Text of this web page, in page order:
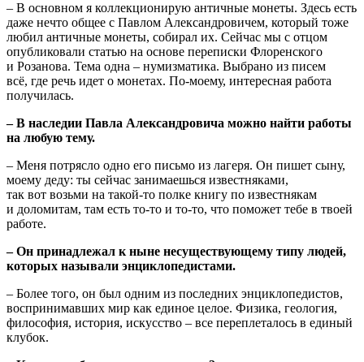
– В основном я коллекционирую античные монеты. Здесь есть
даже нечто общее с Павлом Александровичем, который тоже
любил античные монеты, собирал их. Сейчас мы с отцом
опубликовали статью на основе переписки Флоренского
и Розанова. Тема одна – нумизматика. Выбрано из писем
всё, где речь идет о монетах. По-моему, интересная работа
получилась.
– В наследии Павла Александровича можно найти работы
на любую тему.
– Меня потрясло одно его письмо из лагеря. Он пишет сыну,
моему деду: ты сейчас занимаешься известняками,
так вот возьми на такой-то полке книгу по известнякам
и доломитам, там есть то-то и то-то, что поможет тебе в твоей
работе.
– Он принадлежал к ныне несуществующему типу людей,
которых называли энциклопедистами.
– Более того, он был одним из последних энциклопедистов,
воспринимавших мир как единое целое. Физика, геология,
философия, история, искусство – все переплеталось в единый
клубок.